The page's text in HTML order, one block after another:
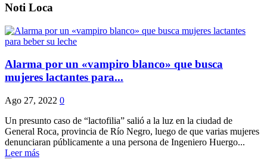
Noti Loca
Alarma por un «vampiro blanco» que busca
mujeres lactantes para...
Ago 27, 2022 0
Un presunto caso de “lactofilia” salió a la luz en la ciudad de
General Roca, provincia de Río Negro, luego de que varias mujeres
denunciaran públicamente a una persona de Ingeniero Huergo...
Leer más